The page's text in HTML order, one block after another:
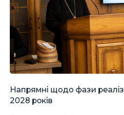
Напрямні щодо фази
2028 років